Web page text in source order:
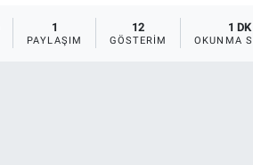
1
PAYLAŞIM
12
GÖSTERIM
1 DK
OKUNMA